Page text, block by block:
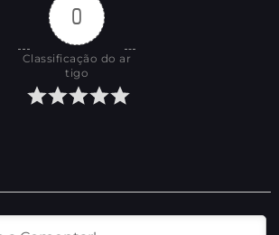
0
Classificação do ar
tigo